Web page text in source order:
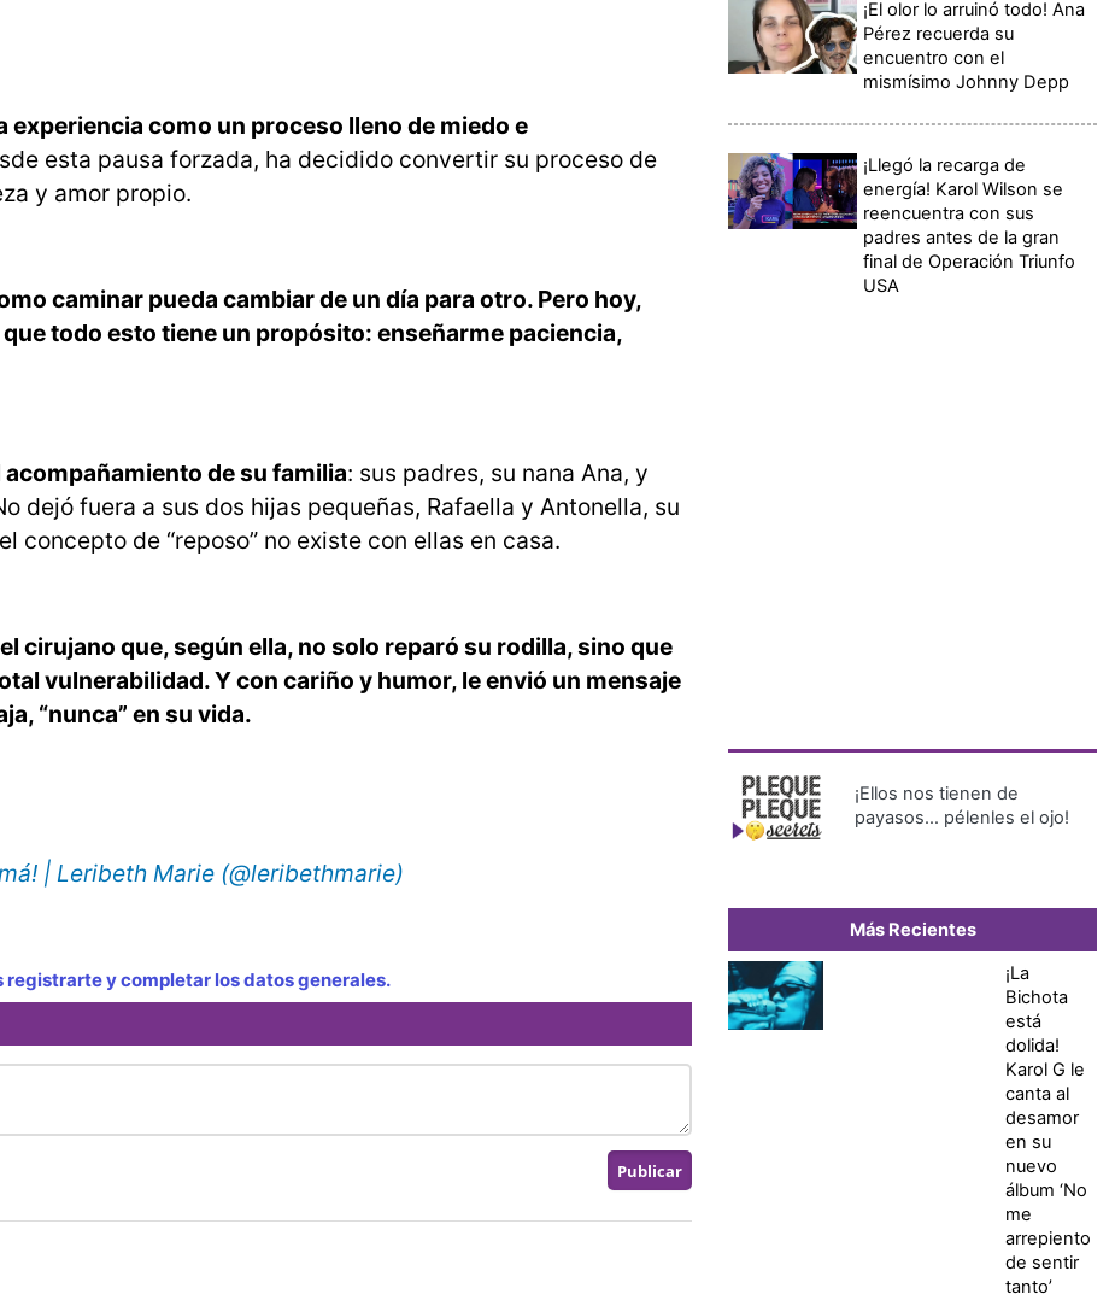
experiencia como un proceso lleno de miedo e
esta pausa forzada, ha decidido convertir su proceso de
y amor propio.
caminar pueda cambiar de un día para otro. Pero hoy,
todo esto tiene un propósito: enseñarme paciencia,
de su familia: sus padres, su nana Ana, y
dejó fuera a sus dos hijas pequeñas, Rafaella y Antonella, su
concepto de “reposo” no existe con ellas en casa.
cirujano que, según ella, no solo reparó su rodilla, sino que
vulnerabilidad. Y con cariño y humor, le envió un mensaje
“nunca” en su vida.
| Leribeth Marie (@leribethmarie)
registrarte y completar los datos generales.
¡El olor lo arruinó todo! Ana
Pérez recuerda su
encuentro con el
mismísimo Johnny Depp
¡Llegó la recarga de
energía! Karol Wilson se
reencuentra con sus
padres antes de la gran
final de Operación Triunfo
USA
¡Ellos nos tienen de
payasos… pélenles el ojo!
Más Recientes
¡La
Bichota
está
dolida!
Karol G le
canta al
desamor
en su
nuevo
álbum ‘No
me
arrepiento
de sentir
tanto’